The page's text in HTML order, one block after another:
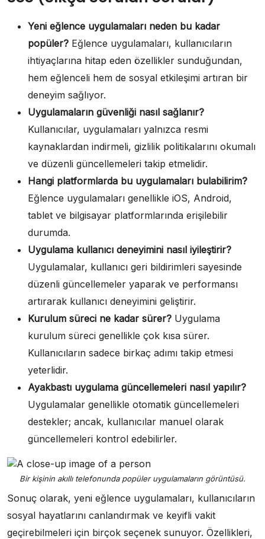
Yeni eğlence uygulamaları neden bu kadar
popüler? Eğlence uygulamaları, kullanıcıların
ihtiyaçlarına hitap eden özellikler sunduğundan,
hem eğlenceli hem de sosyal etkileşimi artıran bir
deneyim sağlıyor.
Uygulamaların güvenliği nasıl sağlanır?
Kullanıcılar, uygulamaları yalnızca resmi
kaynaklardan indirmeli, gizlilik politikalarını okumalı
ve düzenli güncellemeleri takip etmelidir.
Hangi platformlarda bu uygulamaları bulabilirim?
Eğlence uygulamaları genellikle iOS, Android,
tablet ve bilgisayar platformlarında erişilebilir
durumda.
Uygulama kullanıcı deneyimini nasıl iyileştirir?
Uygulamalar, kullanıcı geri bildirimleri sayesinde
düzenli güncellemeler yaparak ve performansı
artırarak kullanıcı deneyimini geliştirir.
Kurulum süreci ne kadar sürer? Uygulama
kurulum süreci genellikle çok kısa sürer.
Kullanıcıların sadece birkaç adımı takip etmesi
yeterlidir.
Ayakbastı uygulama güncellemeleri nasıl yapılır?
Uygulamalar genellikle otomatik güncellemeleri
destekler; ancak, kullanıcılar manuel olarak
güncellemeleri kontrol edebilirler.
Bir kişinin akıllı telefonunda popüler uygulamaların görüntüsü.
Sonuç olarak, yeni eğlence uygulamaları, kullanıcıların
sosyal hayatlarını canlandırmak ve keyifli vakit
geçirebilmeleri için birçok seçenek sunuyor. Özellikleri,